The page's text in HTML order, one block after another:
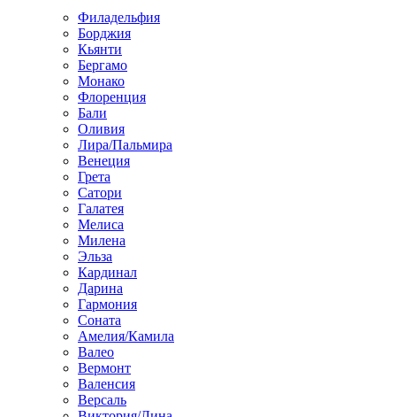
Филадельфия
Борджия
Кьянти
Бергамо
Монако
Флоренция
Бали
Оливия
Лира/Пальмира
Венеция
Грета
Сатори
Галатея
Мелиса
Милена
Эльза
Кардинал
Дарина
Гармония
Соната
Амелия/Камила
Валео
Вермонт
Валенсия
Версаль